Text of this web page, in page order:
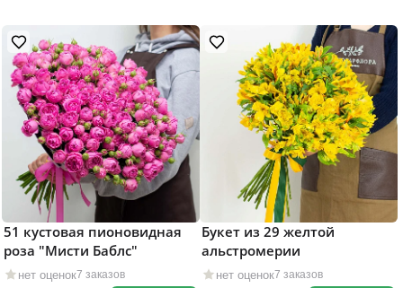
нет оценок7 заказов
51 кустовая пионовидная
роза "Мисти Баблс"
нет оценок7 заказов
Букет из 29 желтой
альстромерии